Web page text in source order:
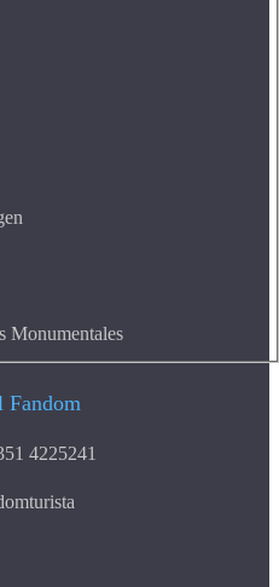
Monumentales
Fandom
4225241